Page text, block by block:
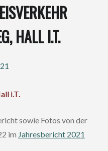
HALL I.T.
i.T.
sowie Fotos von der
im Jahresbericht 2021